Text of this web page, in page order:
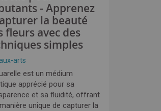
- Apprenez
la beauté
fleurs avec des
simples
arts
est un médium
apprécié pour sa
et sa fluidité, offrant
unique de capturer la